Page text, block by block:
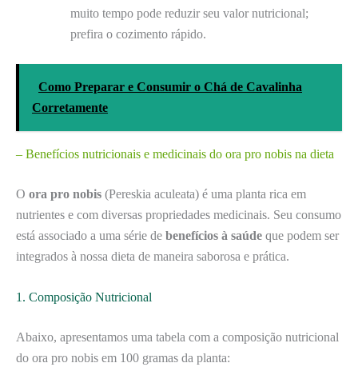
muito tempo pode reduzir seu valor nutricional;
prefira o cozimento rápido.
Como Preparar e Consumir o Chá de Cavalinha
Corretamente
– Benefícios nutricionais e medicinais do ora pro nobis na dieta
O ora pro nobis (Pereskia aculeata) é uma planta rica em
nutrientes e com diversas propriedades medicinais. Seu consumo
está associado a uma série de benefícios à saúde que podem ser
integrados à nossa dieta de maneira saborosa e prática.
1. Composição Nutricional
Abaixo, apresentamos uma tabela com a composição nutricional
do ora pro nobis em 100 gramas da planta: